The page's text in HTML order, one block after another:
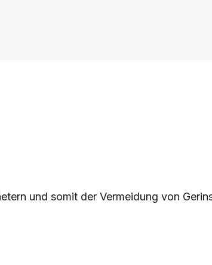
und somit der Vermeidung von